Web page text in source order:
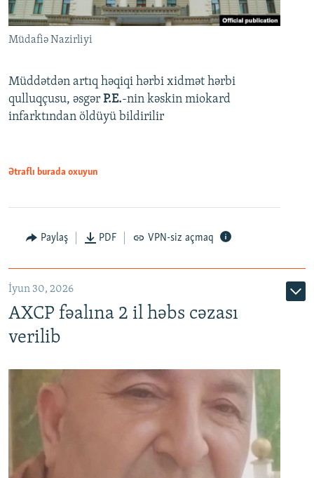
Müdafiə Nazirliyi
Müddətdən artıq həqiqi hərbi xidmət hərbi
qulluqçusu, əsgər P.E.-nin kəskin miokard
infarktından öldüyü bildirilir
Ətraflı burada oxuyun
Paylaş PDF VPN-siz açmaq
İyun 30, 2026
AXCP fəalına 2 il həbs cəzası
verilib